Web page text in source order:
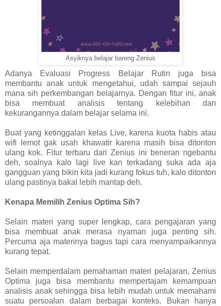
Asyiknya belajar bareng Zenius
Adanya Evaluasi Progress Belajar Rutin juga bisa
membantu anak untuk mengetahui, udah sampai sejauh
mana sih perkembangan belajarnya. Dengan fitur ini, anak
bisa membuat analisis tentang kelebihan dan
kekurangannya dalam belajar selama ini.
Buat yang ketinggalan kelas Live, karena kuota habis atau
wifi lemot gak usah khawatir karena masih bisa ditonton
ulang kok. Fitur terbaru dari Zenius ini beneran ngebantu
deh, soalnya kalo lagi live kan terkadang suka ada aja
gangguan yang bikin kita jadi kurang fokus tuh, kalo ditonton
ulang pastinya bakal lebih mantap deh.
Kenapa Memilih Zenius Optima Sih?
Selain materi yang super lengkap, cara pengajaran yang
bisa membuat anak merasa nyaman juga penting sih.
Percuma aja materinya bagus tapi cara menyampaikannya
kurang tepat.
Selain memperdalam pemahaman materi pelajaran, Zenius
Optima juga bisa membantu mempertajam kemampuan
analisis anak sehingga bisa lebih mudah untuk memahami
suatu persoalan dalam berbagai konteks. Bukan hanya